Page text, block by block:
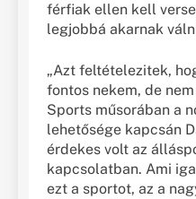
férfiak ellen kell
legjobbá akarnak
„Azt feltételezitek,
fontos nekem, de nem
Sports műsorában a
lehetősége kapcsán
érdekes volt az
kapcsolatban. Ami
ezt a sportot, az a